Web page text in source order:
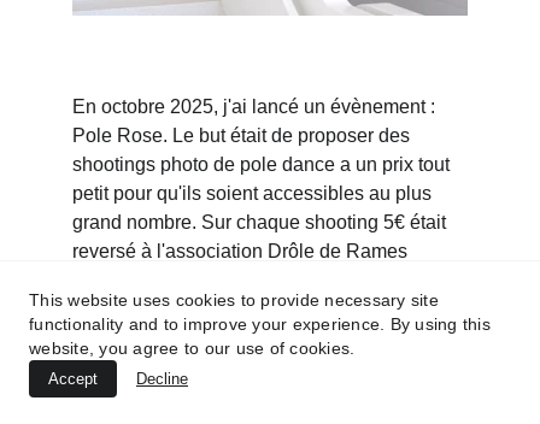
En octobre 2025, j'ai lancé un évènement :
Pole Rose. Le but était de proposer des
shootings photo de pole dance a un prix tout
petit pour qu'ils soient accessibles au plus
grand nombre. Sur chaque shooting 5€ était
reversé à l'association Drôle de Rames
Maude Tourret
Photography
This website uses cookies to provide necessary site
functionality and to improve your experience. By using this
website, you agree to our use of cookies.
Accept Decline